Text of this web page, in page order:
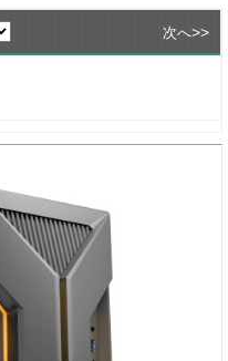
次へ>>